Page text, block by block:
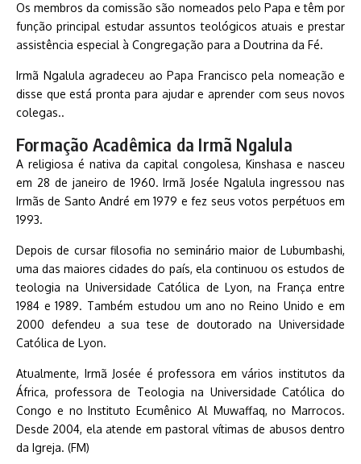
Os membros da comissão são nomeados pelo Papa e têm por
função principal estudar assuntos teológicos atuais e prestar
assistência especial à Congregação para a Doutrina da Fé.
Irmã Ngalula agradeceu ao Papa Francisco pela nomeação e
disse que está pronta para ajudar e aprender com seus novos
colegas..
Formação Acadêmica da Irmã Ngalula
A religiosa é nativa da capital congolesa, Kinshasa e nasceu
em 28 de janeiro de 1960. Irmã Josée Ngalula ingressou nas
Irmãs de Santo André em 1979 e fez seus votos perpétuos em
1993.
Depois de cursar filosofia no seminário maior de Lubumbashi,
uma das maiores cidades do país, ela continuou os estudos de
teologia na Universidade Católica de Lyon, na França entre
1984 e 1989. Também estudou um ano no Reino Unido e em
2000 defendeu a sua tese de doutorado na Universidade
Católica de Lyon.
Atualmente, Irmã Josée é professora em vários institutos da
África, professora de Teologia na Universidade Católica do
Congo e no Instituto Ecumênico Al Muwaffaq, no Marrocos.
Desde 2004, ela atende em pastoral vítimas de abusos dentro
da Igreja. (FM)